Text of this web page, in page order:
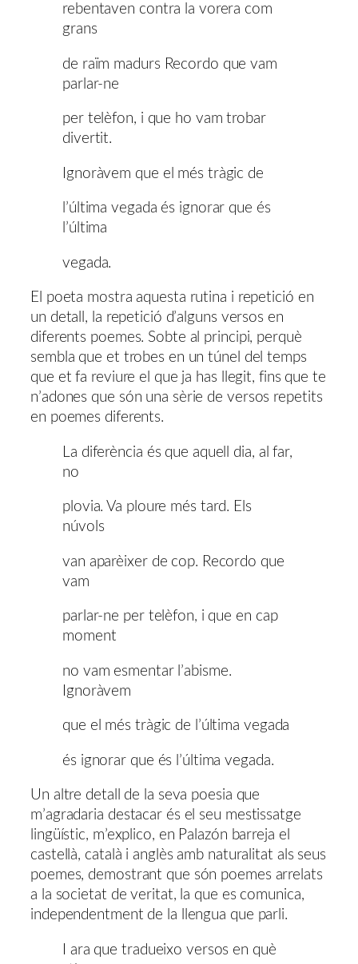
rebentaven contra la vorera com
grans
de raïm madurs Recordo que vam
parlar-ne
per telèfon, i que ho vam trobar
divertit.
Ignoràvem que el més tràgic de
l’última vegada és ignorar que és
l’última
vegada.
El poeta mostra aquesta rutina i repetició en
un detall, la repetició d’alguns versos en
diferents poemes. Sobte al principi, perquè
sembla que et trobes en un túnel del temps
que et fa reviure el que ja has llegit, fins que te
n’adones que són una sèrie de versos repetits
en poemes diferents.
La diferència és que aquell dia, al far,
no
plovia. Va ploure més tard. Els
núvols
van aparèixer de cop. Recordo que
vam
parlar-ne per telèfon, i que en cap
moment
no vam esmentar l’abisme.
Ignoràvem
que el més tràgic de l’última vegada
és ignorar que és l’última vegada.
Un altre detall de la seva poesia que
m’agradaria destacar és el seu mestissatge
lingüístic, m’explico, en Palazón barreja el
castellà, català i anglès amb naturalitat als seus
poemes, demostrant que són poemes arrelats
a la societat de veritat, la que es comunica,
independentment de la llengua que parli.
I ara que tradueixo versos en què